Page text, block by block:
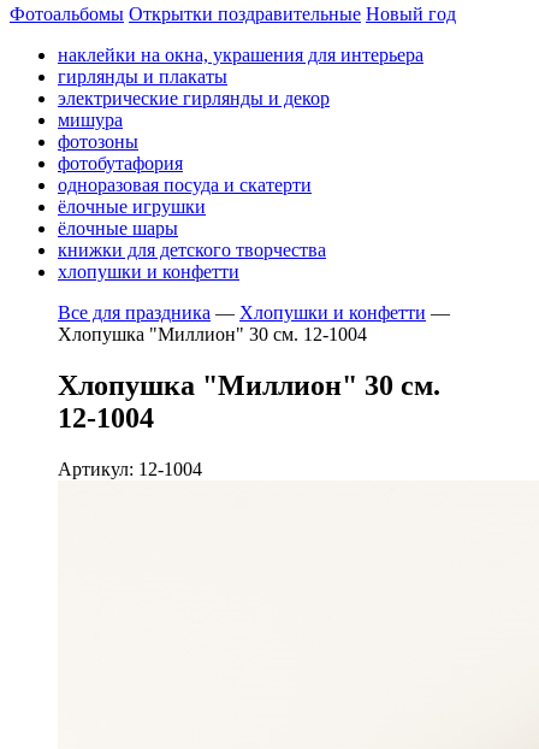
Фотоальбомы Открытки поздравительные Новый год
наклейки на окна, украшения для интерьера
гирлянды и плакаты
электрические гирлянды и декор
мишура
фотозоны
фотобутафория
одноразовая посуда и скатерти
ёлочные игрушки
ёлочные шары
книжки для детского творчества
хлопушки и конфетти
Все для праздника — Хлопушки и конфетти —
Хлопушка "Миллион" 30 см. 12-1004
Хлопушка "Миллион" 30 см.
12-1004
Артикул: 12-1004